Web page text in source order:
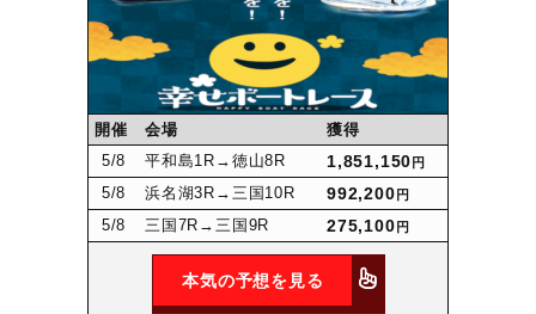
開催 会場
獲得
5/8 平和島1R →徳山8R 1,851,150 円
5/8 浜名湖3R →三国10R 992,200 円
5/8 三国7R →三国9R 275,100 円
本気の予想を見る